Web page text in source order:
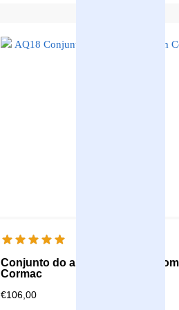
Conjunto do ano Aqualine 18
Cormac
€106,00